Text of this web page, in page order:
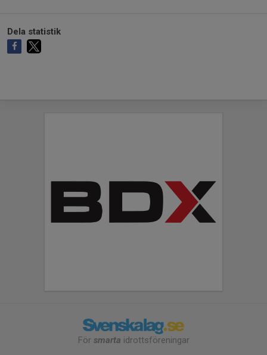
Dela statistik
För smarta idrottsföreningar